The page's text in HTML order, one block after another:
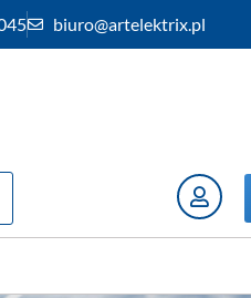
biuro@artelektrix.pl